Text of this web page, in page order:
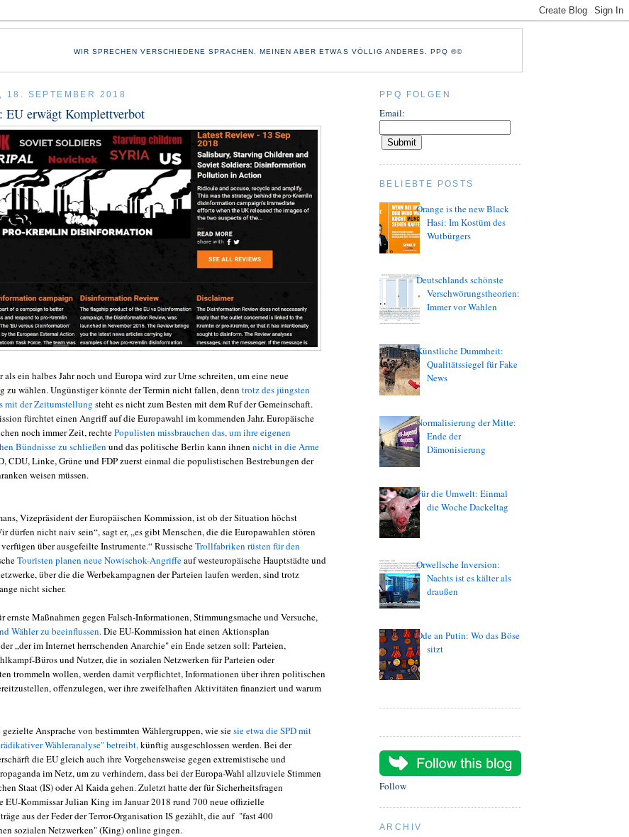
WIR SPRECHEN VERSCHIEDENE SPRACHEN. MEINEN ABER ETWAS VÖLLIG ANDERES. PPQ ®©
18. SEPTEMBER 2018
EU erwägt Komplettverbot
ein halbes Jahr noch und Europa wird zur Urne schreiten, um eine neue
zu wählen. Ungünstiger könnte der Termin nicht fallen, denn trotz des jüngsten
mit der Zeitumstellung steht es nicht zum Besten mit dem Ruf der Gemeinschaft.
fürchtet einen Angriff auf die Europawahl im kommenden Jahr. Europäische
noch immer Zeit, rechtePopulisten missbrauchen das, um ihre eigenen
Bündnisse zu schließen und das politische Berlin kann ihnen nicht in die Arme
CDU, Linke, Grüne und FDP zuerst einmal die populistischen Bestrebungen der
weisen müssen.
Vizepräsident der Europäischen Kommission, ist ob der Situation höchst
dürfen nicht naiv sein“, sagt er, „es gibt Menschen, die die Europawahlen stören
über ausgefeilte Instrumente.“ RussischeTrollfabriken rüsten für den
Touristen planen neue Nowischok-Angriffeauf westeuropäische Hauptstädte und
über die die Werbekampagnen der Parteien laufen werden, sind trotz
nicht sicher.
ernste Maßnahmen gegen Falsch-Informationen, Stimmungsmache und Versuche,
Wähler zu beeinflussen. Die EU-Kommission hat einen Aktionsplan
„der im Internet herrschenden Anarchie" ein Ende setzen soll: Parteien,
Büros und Nutzer, die in sozialen Netzwerken für Parteien oder
trommeln wollen, werden damit verpflichtet, Informationen über ihren politischen
offenzulegen, wer ihre zweifelhaften Aktivitäten finanziert und warum
Ansprache von bestimmten Wählergruppen, wie siesie etwa die SPD mit
Wähleranalyse" betreibt, künftig ausgeschlossen werden. Bei der
die EU gleich auch ihre Vorgehensweise gegen extremistische und
im Netz, um zu verhindern, dass bei der Europa-Wahl allzuviele Stimmen
Staat (IS) oder Al Kaida gehen. Zuletzt hatte der für Sicherheitsfragen
EU-Kommissar Julian King im Januar 2018 rund 700 neue offizielle
aus der Feder der Terror-Organisation IS gezählt, die auf "fast 400
sozialen Netzwerken" (King) online gingen.
PPQ FOLGEN
Email:
BELIEBTE POSTS
Orange is the new Black
Hasi: Im Kostüm des
Wutbürgers
Deutschlands schönste
Verschwörungstheorien:
Immer vor Wahlen
Künstliche Dummheit:
Qualitätssiegel für Fake
News
Normalisierung der Mitte:
Ende der
Dämonisierung
Für die Umwelt: Einmal
die Woche Dackeltag
Orwellsche Inversion:
Nachts ist es kälter als
draußen
Ode an Putin: Wo das Böse
sitzt
Follow
ARCHIV